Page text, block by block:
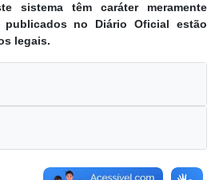
sistema têm caráter meramente
publicados no Diário Oficial estão
legais.